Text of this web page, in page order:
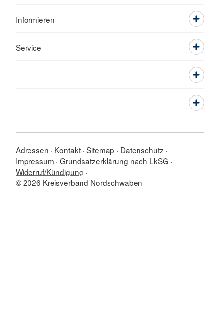
Informieren
Service
Adressen Kontakt Sitemap
Datenschutz
Impressum Grundsatzerklärung nach LkSG
Widerruf/Kündigung
© 2026 Kreisverband Nordschwaben